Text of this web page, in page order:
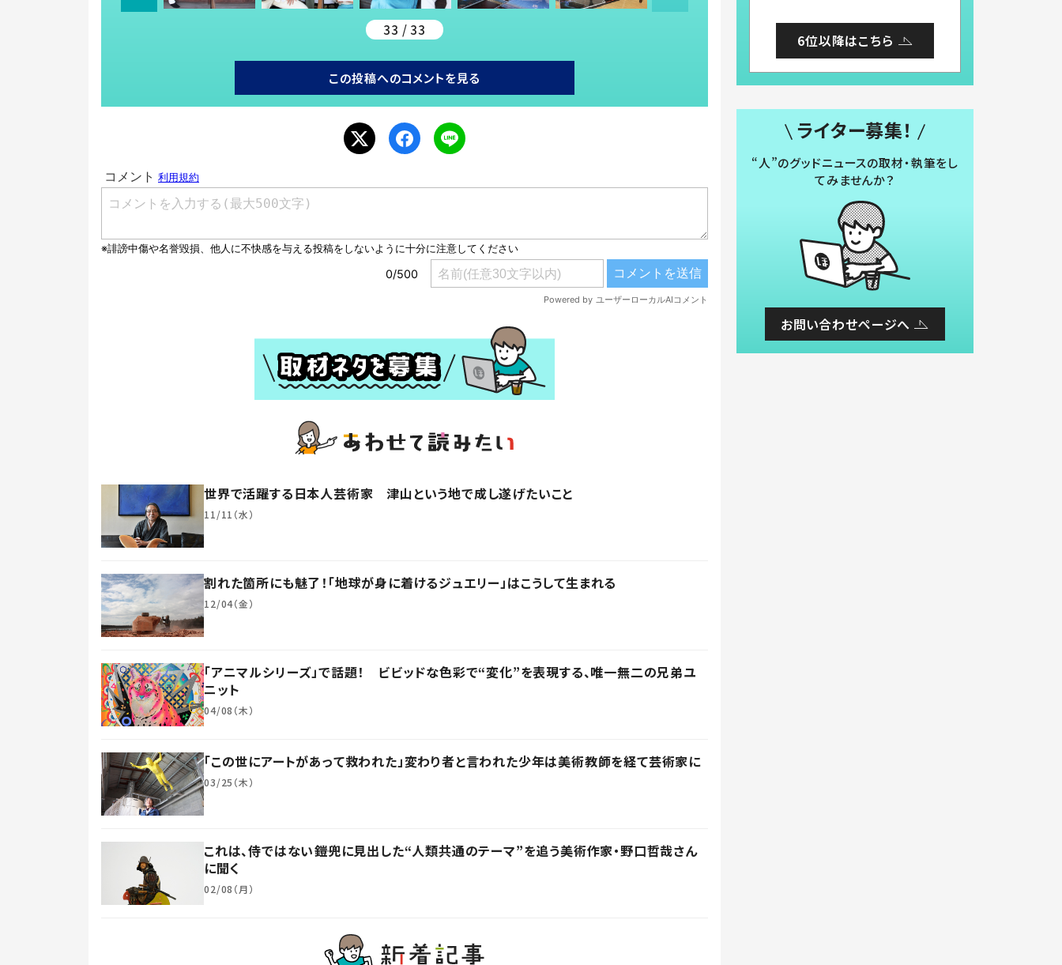
33 / 33
この投稿へのコメントを見る
世界で活躍する日本人芸術家 津山という地で成し遂げたいこと
11/11（水）
割れた箇所にも魅了！「地球が身に着けるジュエリー」はこうして生まれる
12/04（金）
「アニマルシリーズ」で話題！ ビビッドな色彩で“変化”を表現する、唯一無二の兄弟ユ
ニット
04/08（木）
「この世にアートがあって救われた」変わり者と言われた少年は美術教師を経て芸術家に
03/25（木）
これは、侍ではない――鎧兜に見出した“人類共通のテーマ”を追う美術作家・野口哲哉さん
に聞く
02/08（月）
6位以降はこちら
ライター募集！
“人”のグッドニュースの取材・執筆をし
てみませんか？
お問い合わせページへ